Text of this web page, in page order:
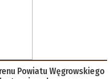
Powiatu Węgrowskiego